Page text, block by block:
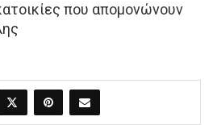
που απομονώνουν